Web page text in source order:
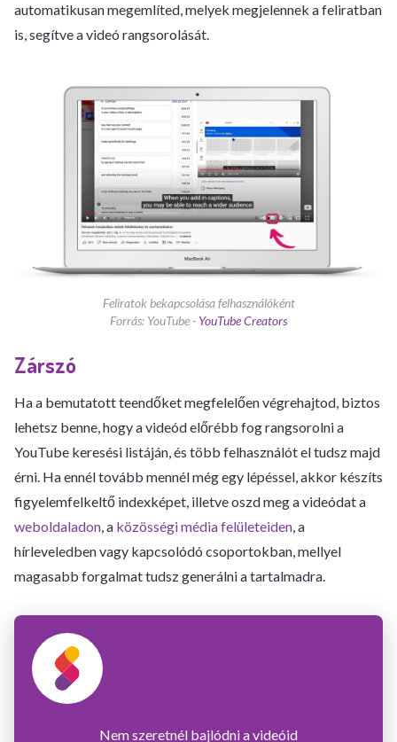
automatikusan megemlíted, melyek megjelennek a feliratban
is, segítve a videó rangsorolását.
Feliratok bekapcsolása felhasználóként
Forrás: YouTube - YouTube Creators
Zárszó
Ha a bemutatott teendőket megfelelően végrehajtod, biztos
lehetsz benne, hogy a videód előrébb fog rangsorolni a
YouTube keresési listáján, és több felhasználót el tudsz majd
érni. Ha ennél tovább mennél még egy lépéssel, akkor készíts
figyelemfelkeltő indexképet, illetve oszd meg a videódat a
weboldaladon, a közösségi média felületeiden, a
hírleveledben vagy kapcsolódó csoportokban, mellyel
magasabb forgalmat tudsz generálni a tartalmadra.
Nem szeretnél bajlódni a videóid